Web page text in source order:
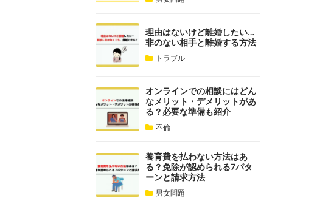
理由はないけど離婚したい…
非のない相手と離婚する方法
トラブル
オンラインでの相談にはどん
なメリット・デメリットがあ
る？必要な準備も紹介
不倫
養育費を払わない方法はあ
る？免除が認められる7パタ
ーンと請求方法
男女問題